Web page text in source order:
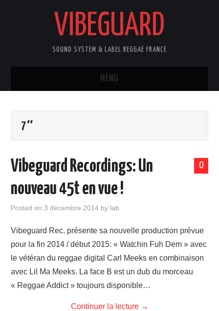
VIBEGUARD
SOUND SYSTEM & LABEL REGGAE FRANCE
MENU
NEWS
OUTTA10
LINKS
7″
0
Vibeguard Recordings: Un
nouveau 45t en vue !
Posted on3 décembre 2014 by lab
Vibeguard Rec. présente sa nouvelle production prévue
pour la fin 2014 / début 2015: « Watchin Fuh Dem » avec
le vétéran du reggae digital Carl Meeks en combinaison
avec Lil Ma Meeks. La face B est un dub du morceau
« Reggae Addict » toujours disponible…
Continuer la lecture →